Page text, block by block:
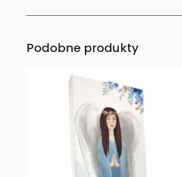
Podobne produkty